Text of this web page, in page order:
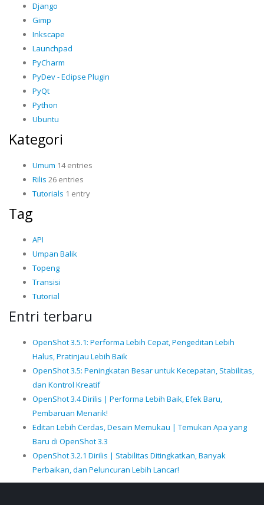
Django
Gimp
Inkscape
Launchpad
PyCharm
PyDev - Eclipse Plugin
PyQt
Python
Ubuntu
Kategori
Umum 14 entries
Rilis 26 entries
Tutorials 1 entry
Tag
API
Umpan Balik
Topeng
Transisi
Tutorial
Entri terbaru
OpenShot 3.5.1: Performa Lebih Cepat, Pengeditan Lebih
Halus, Pratinjau Lebih Baik
OpenShot 3.5: Peningkatan Besar untuk Kecepatan, Stabilitas,
dan Kontrol Kreatif
OpenShot 3.4 Dirilis | Performa Lebih Baik, Efek Baru,
Pembaruan Menarik!
Editan Lebih Cerdas, Desain Memukau | Temukan Apa yang
Baru di OpenShot 3.3
OpenShot 3.2.1 Dirilis | Stabilitas Ditingkatkan, Banyak
Perbaikan, dan Peluncuran Lebih Lancar!